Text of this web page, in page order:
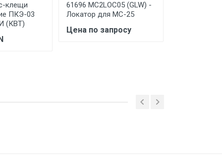
клещи
ПКЭ-03
(КВТ)
61696 MC2LOC05 (GLW) -
Локатор для MC-25
Цена по запросу